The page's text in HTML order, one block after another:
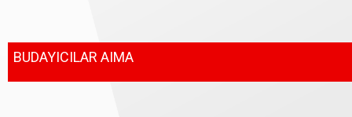
BUDAYICILAR AIMA